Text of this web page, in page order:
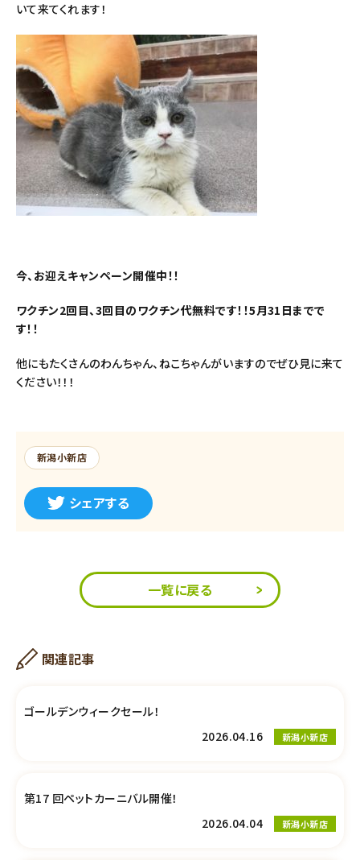
いて来てくれます！
今、お迎えキャンペーン開催中！！
ワクチン2回目、3回目のワクチン代無料です！！5月31日までで
す！！
他にもたくさんのわんちゃん、ねこちゃんがいますのでぜひ見に来て
ください！！！
新潟小新店
シェアする
一覧に戻る
関連記事
ゴールデンウィークセール！
2026.04.16
新潟小新店
第17 回ペットカーニバル開催！
2026.04.04
新潟小新店